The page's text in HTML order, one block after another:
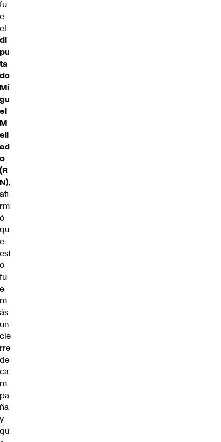
fu
e
el
di
pu
ta
do
Mi
gu
el
M
ell
ad
o
(R
N),
afi
rm
ó
qu
e
est
o
fu
e
m
ás
un
cie
rre
de
ca
m
pa
ña
y
qu